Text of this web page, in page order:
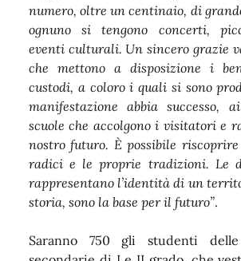
numero, oltre un centinaio, di
ognuno si tengono concerti,
eventi culturali. Un sincero grazie
che mettono a disposizione i
custodi, a coloro i quali si sono
manifestazione abbia successo,
scuole che accolgono i visitatori e
nostro futuro. È possibile
radici e le proprie tradizioni. Le
rappresentano l’identità di un
storia, sono la base per il futuro”.
Saranno 750 gli studenti